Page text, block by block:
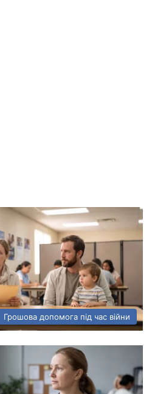
Грошова допомога під час війни